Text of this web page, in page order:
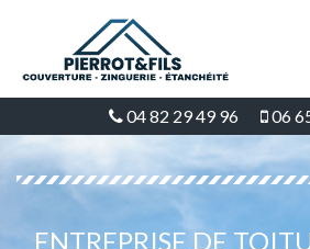
04 82 29 49 96 06
ENTREPRISE DE